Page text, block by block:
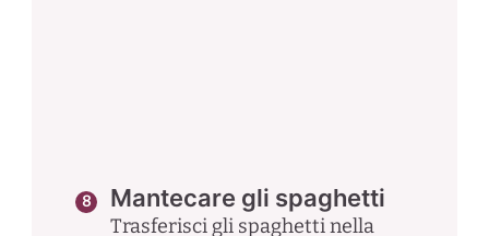
Mantecare gli spaghetti
Trasferisci gli spaghetti nella